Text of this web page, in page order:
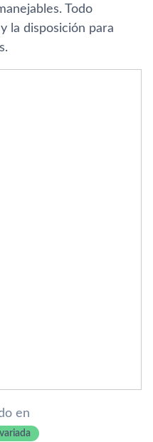
Todo
la disposición para
en